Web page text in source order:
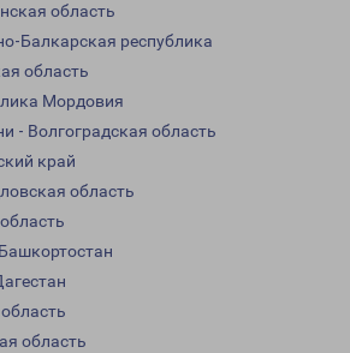
область
Балкарская республика
область
Мордовия
- Волгоградская область
край
область
область